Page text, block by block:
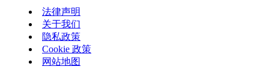
法律声明
关于我们
隐私政策
Cookie 政策
网站地图